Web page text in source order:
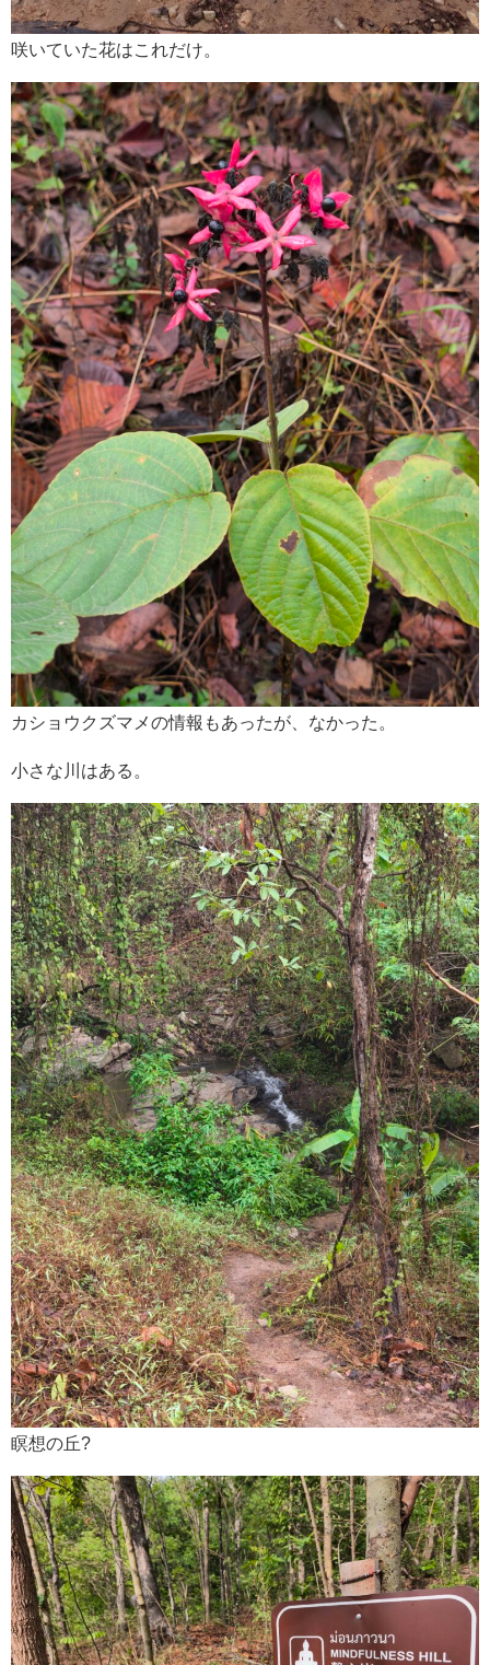
咲いていた花はこれだけ。
カショウクズマメの情報もあったが、なかった。
小さな川はある。
瞑想の丘?